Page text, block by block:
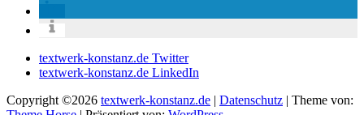
textwerk-konstanz.de Twitter
textwerk-konstanz.de LinkedIn
Copyright ©2026 textwerk-konstanz.de | Datenschutz | Theme von: